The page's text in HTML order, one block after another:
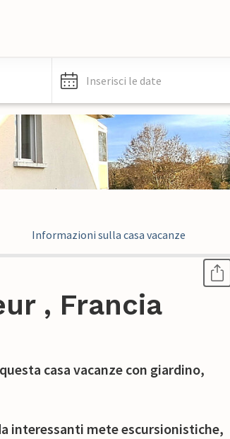
Inserisci le date
Informazioni sulla casa vacanze
, Francia
casa vacanze con giardino,
interessanti mete escursionistiche,